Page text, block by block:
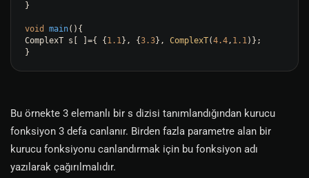
}
void main() {
ComplexT s[ ]={ { 1.1}, {3.3}, ComplexT(4.4, 1.1)};
Bu örnekte 3 elemanlı bir s dizisi tanımlandığından kurucu
fonksiyon 3 defa canlanır. Birden fazla parametre alan bir
kurucu fonksiyonu canlandırmak için bu fonksiyon adı
yazılarak çağırılmalıdır.